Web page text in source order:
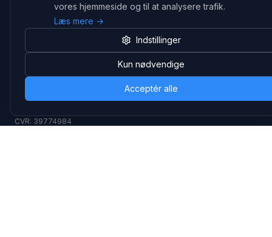
vores hjemmeside og til at analysere trafik.
Læs mere →
Indstillinger
Kun nødvendige
Acceptér alle
Hovedkontor
Gammel Klausdalsbrovej 493, 2730 Herlev
Strevelinsvej 20, 7000 Fredericia
CVR: 39774984